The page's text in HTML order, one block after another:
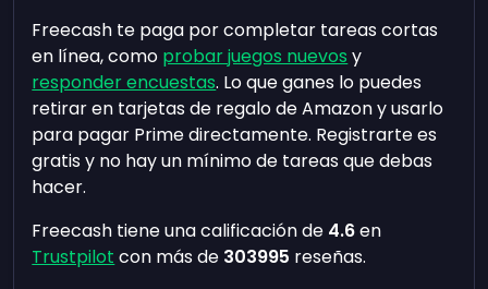
Freecash te paga por completar tareas cortas
en línea, como probar juegos nuevos y
responder encuestas. Lo que ganes lo puedes
retirar en tarjetas de regalo de Amazon y usarlo
para pagar Prime directamente. Registrarte es
gratis y no hay un mínimo de tareas que debas
hacer.
Freecash tiene una calificación de 4.6en
Trustpilot con más de 303995 reseñas.